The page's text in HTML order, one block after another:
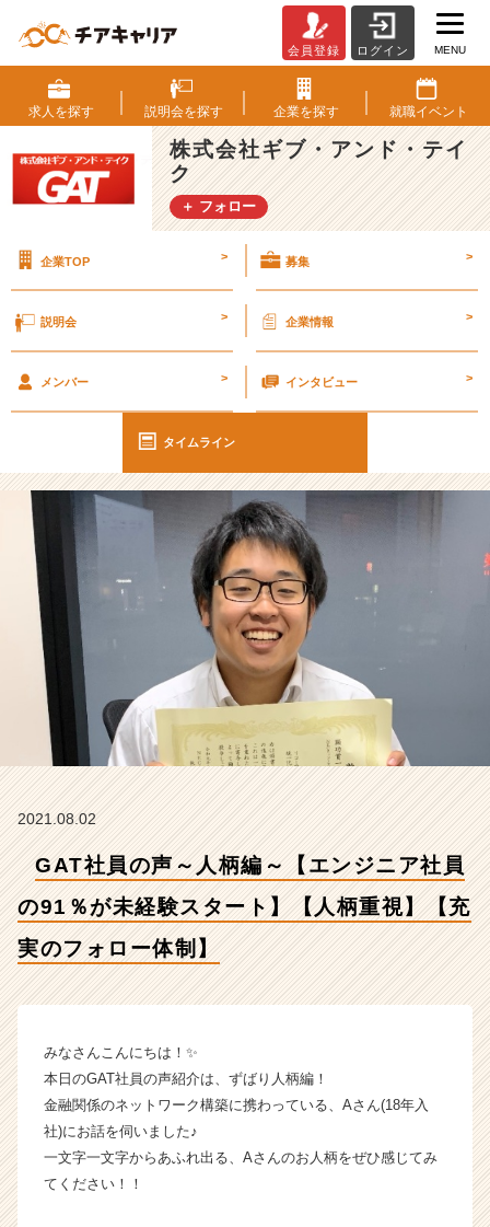
A
T
社
員
の
声
～
編
ン
社
員
の
1％
が
未
タ
ト】
【人
柄
実
の
フ
ロ
体
【株
式
社
ギ
ブ・
会員登録 ログイン MENU
求人を探す 説明会を探す 企業を探す 就職イベント
株式会社ギブ・アンド・テイ
ク
＋ フォロー
企業TOP > 募集 >
説明会 > 企業情報 >
メンバー > インタビュー >
タイムライン
2021.08.02
GAT社員の声～人柄編～【エンジニア社員
の91％が未経験スタート】【人柄重視】【充
実のフォロー体制】
みなさんこんにちは！✨
本日のGAT社員の声紹介は、ずばり人柄編！
金融関係のネットワーク構築に携わっている、Aさん(18年入
社)にお話を伺いました♪
一文字一文字からあふれ出る、Aさんのお人柄をぜひ感じてみ
てください！！